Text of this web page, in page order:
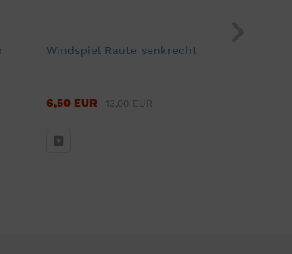
Windspiel Raute senkrecht
6,50 EUR 13,00 EUR